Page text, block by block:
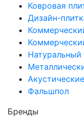
Ковровая
Дизайн-
Натуральный
Фальшпол
Бренды